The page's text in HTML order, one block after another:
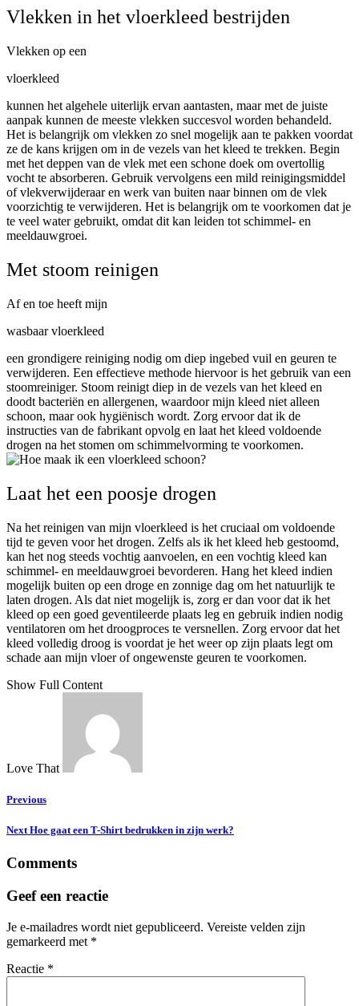
Vlekken in het vloerkleed bestrijden
Vlekken op een
vloerkleed
kunnen het algehele uiterlijk ervan aantasten, maar met de juiste
aanpak kunnen de meeste vlekken succesvol worden behandeld.
Het is belangrijk om vlekken zo snel mogelijk aan te pakken voordat
ze de kans krijgen om in de vezels van het kleed te trekken. Begin
met het deppen van de vlek met een schone doek om overtollig
vocht te absorberen. Gebruik vervolgens een mild reinigingsmiddel
of vlekverwijderaar en werk van buiten naar binnen om de vlek
voorzichtig te verwijderen. Het is belangrijk om te voorkomen dat je
te veel water gebruikt, omdat dit kan leiden tot schimmel- en
meeldauwgroei.
Met stoom reinigen
Af en toe heeft mijn
wasbaar vloerkleed
een grondigere reiniging nodig om diep ingebed vuil en geuren te
verwijderen. Een effectieve methode hiervoor is het gebruik van een
stoomreiniger. Stoom reinigt diep in de vezels van het kleed en
doodt bacteriën en allergenen, waardoor mijn kleed niet alleen
schoon, maar ook hygiënisch wordt. Zorg ervoor dat ik de
instructies van de fabrikant opvolg en laat het kleed voldoende
drogen na het stomen om schimmelvorming te voorkomen.
Laat het een poosje drogen
Na het reinigen van mijn vloerkleed is het cruciaal om voldoende
tijd te geven voor het drogen. Zelfs als ik het kleed heb gestoomd,
kan het nog steeds vochtig aanvoelen, en een vochtig kleed kan
schimmel- en meeldauwgroei bevorderen. Hang het kleed indien
mogelijk buiten op een droge en zonnige dag om het natuurlijk te
laten drogen. Als dat niet mogelijk is, zorg er dan voor dat ik het
kleed op een goed geventileerde plaats leg en gebruik indien nodig
ventilatoren om het droogproces te versnellen. Zorg ervoor dat het
kleed volledig droog is voordat je het weer op zijn plaats legt om
schade aan mijn vloer of ongewenste geuren te voorkomen.
Show Full Content
Love That
Previous
NextHoe gaat een T-Shirt bedrukken in zijn werk?
Comments
Geef een reactie
Je e-mailadres wordt niet gepubliceerd. Vereiste velden zijn
gemarkeerd met *
Reactie *